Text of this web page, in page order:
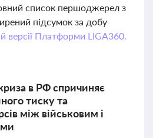
список першоджерел з
підсумок за добу
версії Платформи LIGA360.
в РФ спричиняє
тиску та
між військовим і